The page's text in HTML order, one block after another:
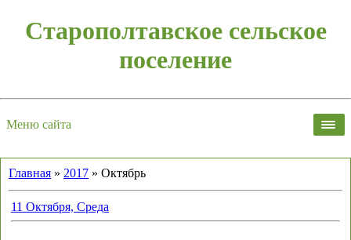
Старополтавское сельское
поселение
Меню сайта
Главная » 2017 » Октябрь
11 Октября, Среда